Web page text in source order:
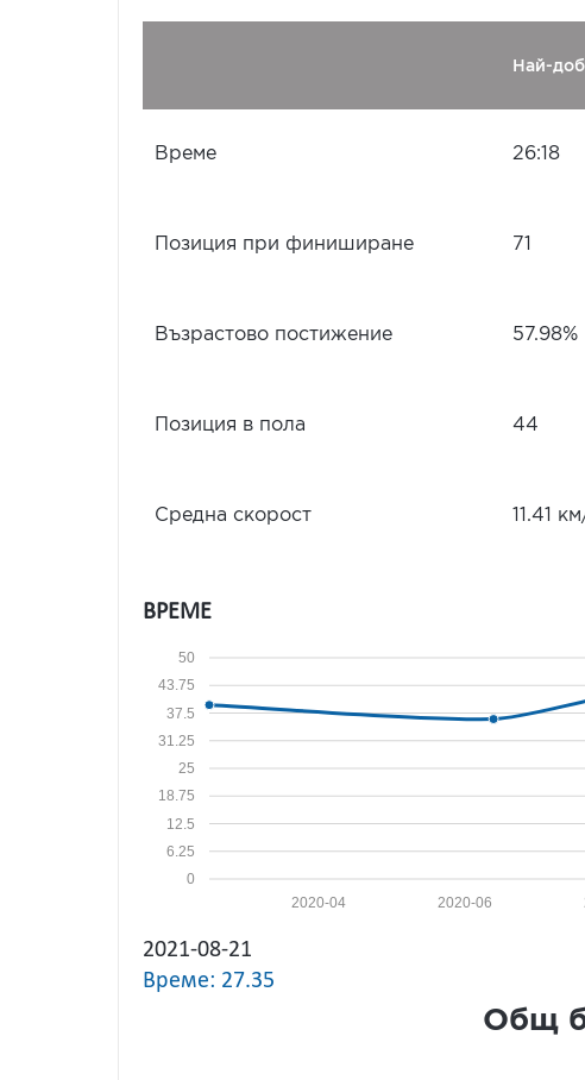
Най-
Време 26:18
Позиция при финиширане 71
Възрастово постижение 57.98%
Позиция в пола 44
Средна скорост 11.41
ВРЕМЕ
0
6.25
12.5
18.75
25
31.25
37.5
43.75
50
2020-06
2020-04
2021-08-21
Време: 27.35
Общ